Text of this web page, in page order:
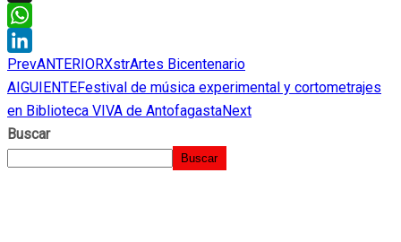
Threads
WhatsApp
LinkedIn
PrevANTERIORXstrArtes Bicentenario
AIGUIENTEFestival de música experimental y cortometrajes
en Biblioteca VIVA de AntofagastaNext
Buscar
Buscar